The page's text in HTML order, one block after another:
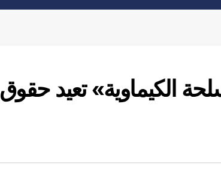
الكيماوية» تعيد حقوق